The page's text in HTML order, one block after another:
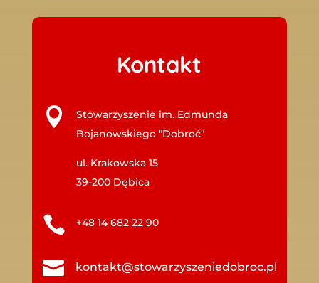
Kontakt

Stowarzyszenie im. Edmunda
Bojanowskiego "Dobroć"
ul. Krakowska 15
39-200 Dębica
 +48 14 682 22 90
 kontakt@stowarzyszeniedobroc.pl